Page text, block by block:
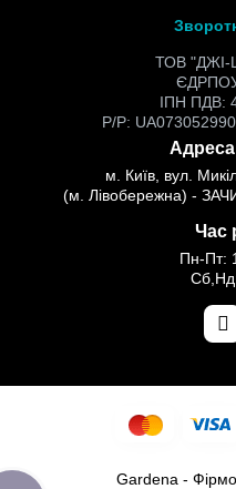
ТОВ "ДЖІ-
ІПН ПДВ:
Р/Р:
м. Київ, вул.
(м. Лівобережна) -
Час
Пн-Пт:
Gardena -